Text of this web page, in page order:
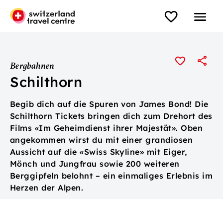
Bergbahnen
Schilthorn
Begib dich auf die Spuren von James Bond! Die
Schilthorn Tickets bringen dich zum Drehort des
Films «Im Geheimdienst ihrer Majestät». Oben
angekommen wirst du mit einer grandiosen
Aussicht auf die «Swiss Skyline» mit Eiger,
Mönch und Jungfrau sowie 200 weiteren
Berggipfeln belohnt – ein einmaliges Erlebnis im
Herzen der Alpen.